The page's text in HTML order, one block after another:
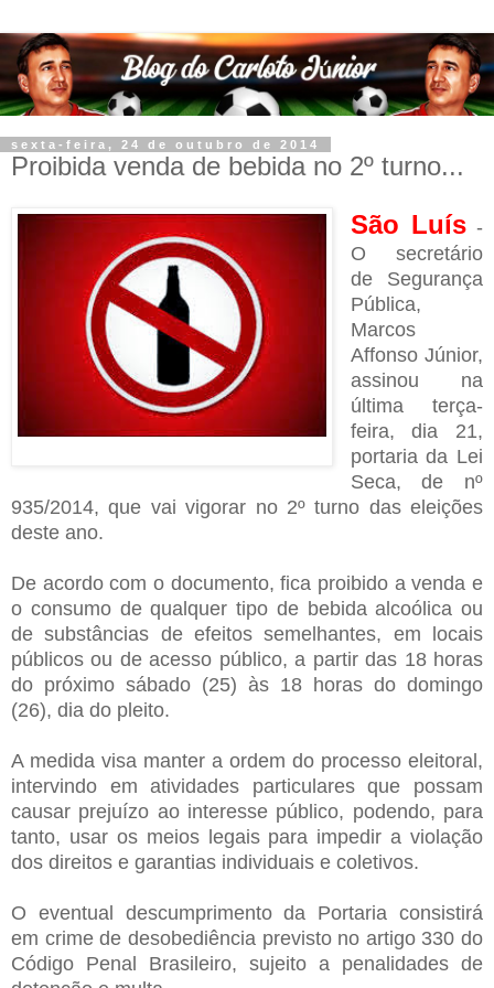
sexta-feira, 24 de outubro de 2014
Proibida venda de bebida no 2º turno...
São Luís-
O secretário
de Segurança
Pública,
Marcos
Affonso Júnior,
assinou na
última terça-
feira, dia 21,
portaria da Lei
Seca, de nº
935/2014, que vai vigorar no 2º turno das eleições
deste ano.
De acordo com o documento, fica proibido a venda e
o consumo de qualquer tipo de bebida alcoólica ou
de substâncias de efeitos semelhantes, em locais
públicos ou de acesso público, a partir das 18 horas
do próximo sábado (25) às 18 horas do domingo
(26), dia do pleito.
A medida visa manter a ordem do processo eleitoral,
intervindo em atividades particulares que possam
causar prejuízo ao interesse público, podendo, para
tanto, usar os meios legais para impedir a violação
dos direitos e garantias individuais e coletivos.
O eventual descumprimento da Portaria consistirá
em crime de desobediência previsto no artigo 330 do
Código Penal Brasileiro, sujeito a penalidades de